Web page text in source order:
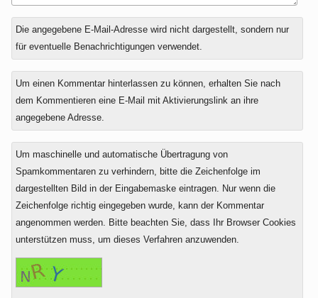
Antwort
zu
Die angegebene E-Mail-Adresse wird nicht dargestellt, sondern nur
für eventuelle Benachrichtigungen verwendet.
Um einen Kommentar hinterlassen zu können, erhalten Sie nach
dem Kommentieren eine E-Mail mit Aktivierungslink an ihre
angegebene Adresse.
Um maschinelle und automatische Übertragung von
Spamkommentaren zu verhindern, bitte die Zeichenfolge im
dargestellten Bild in der Eingabemaske eintragen. Nur wenn die
Zeichenfolge richtig eingegeben wurde, kann der Kommentar
angenommen werden. Bitte beachten Sie, dass Ihr Browser Cookies
unterstützen muss, um dieses Verfahren anzuwenden.